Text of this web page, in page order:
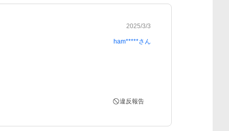
2025/3/3
ham*****さん
違反報告